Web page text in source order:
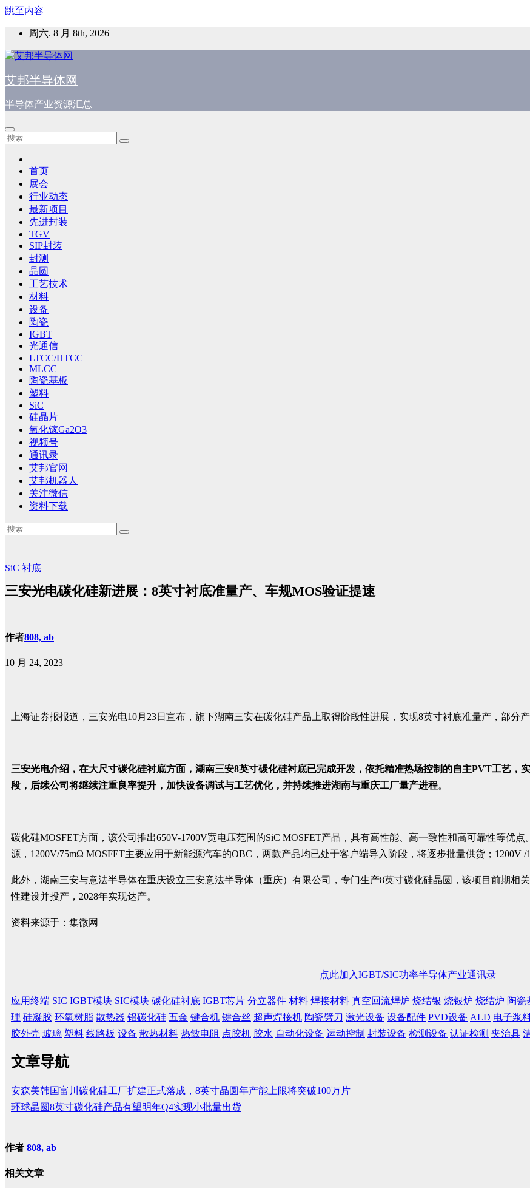
跳至内容
周六. 8 月 8th, 2026
艾邦半导体网
半导体产业资源汇总
首页
展会
行业动态
最新项目
先进封装
TGV
SIP封装
封测
晶圆
工艺技术
材料
设备
陶瓷
IGBT
光通信
LTCC/HTCC
MLCC
陶瓷基板
塑料
SiC
硅晶片
氧化镓Ga2O3
视频号
通讯录
艾邦官网
艾邦机器人
关注微信
资料下载
SiC 衬底
三安光电碳化硅新进展：8英寸衬底准量产、车规MOS验证提速
作者808, ab
10 月 24, 2023
上海证券报报道，三安光电10月23日宣布，旗下湖南三安在碳化硅产品上取得阶段性进展，实现8英寸衬底准量产，部分
三安光电介绍，在大尺寸碳化硅衬底方面，湖南三安8英寸碳化硅衬底已完成开发，依托精准热场控制的自主PVT工艺，
段，后续公司将继续注重良率提升，加快设备调试与工艺优化，并持续推进湖南与重庆工厂量产进程。
碳化硅MOSFET方面，该公司推出650V-1700V宽电压范围的SiC MOSFET产品，具有高性能、高一致性和高可靠性等优
源，1200V/75mΩ MOSFET主要应用于新能源汽车的OBC，两款产品均已处于客户端导入阶段，将逐步批量供货；1200V
此外，湖南三安与意法半导体在重庆设立三安意法半导体（重庆）有限公司，专门生产8英寸碳化硅晶圆，该项目前期相
性建设并投产，2028年实现达产。
资料来源于：集微网
点此加入IGBT/SIC功率半导体产业通讯录
应用终端 SIC IGBT模块 SIC模块 碳化硅衬底 IGBT芯片 分立器件 材料 焊接材料 真空回流焊炉 烧结银 烧银炉 烧结炉 陶瓷
理 硅凝胶 环氧树脂 散热器 铝碳化硅 五金 键合机 键合丝 超声焊接机 陶瓷劈刀 激光设备 设备配件 PVD设备 ALD 电子浆
胶外壳 玻璃 塑料 线路板 设备 散热材料 热敏电阻 点胶机 胶水 自动化设备 运动控制 封装设备 检测设备 认证检测 夹治具
文章导航
安森美韩国富川碳化硅工厂扩建正式落成，8英寸晶圆年产能上限将突破100万片
环球晶圆8英寸碳化硅产品有望明年Q4实现小批量出货
作者 808, ab
相关文章